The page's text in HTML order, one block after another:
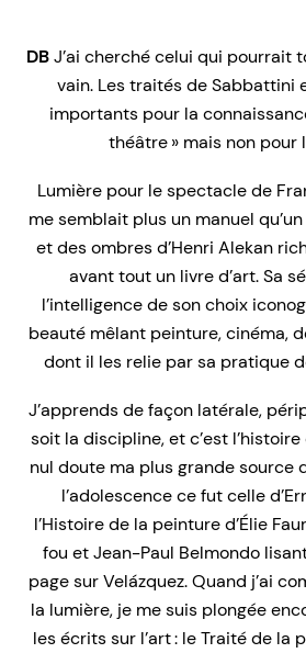
DBJ’ai cherché celui qui pourrait
vain. Les traités de Sabbattini
importants pour la
théâtre » mais non pour
Lumière pour le spectaclede
me semblait plus un manuel
et des ombresd’Henri Alekan
avant tout un livre d’art. Sa
l’intelligence de son choix
beauté mêlant peinture, cinéma,
dont il les relie par sa pratique
J’apprends de façon latérale,
soit la discipline, et c’est
nul doute ma plus grande source
l’adolescence ce fut celle
l’Histoire de la peintured’Élie
fou et Jean-Paul Belmondo
page sur Velázquez. Quand j’ai
la lumière, je me suis plongée
les écrits sur l’art : leTraité de la